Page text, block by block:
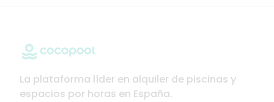
La plataforma líder en alquiler de piscinas y
espacios por horas en España.